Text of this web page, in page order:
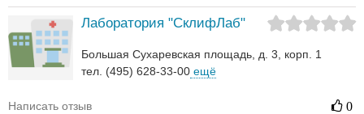
Лаборатория "СклифЛаб"
Большая Сухаревская площадь, д. 3, корп. 1
тел. (495) 628-33-00 ещё
Написать отзыв 0